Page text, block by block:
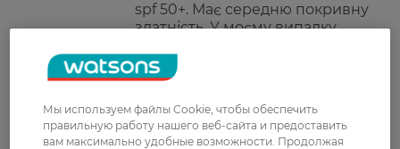
spf 50+. Має середню покривну
здатність. У моєму випадку
підкреслює шалушіння у Т-зоні у
осінньо-зимовий період.
нагадує запах дитячих засобів від
Mustela.
Мы используем файлы Cookie, чтобы обеспечить
правильную работу нашего веб-сайта и предоставить
вам максимально удобные возможности. Продолжая